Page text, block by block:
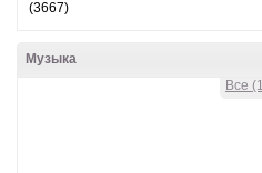
(3667)
Музыка
Все